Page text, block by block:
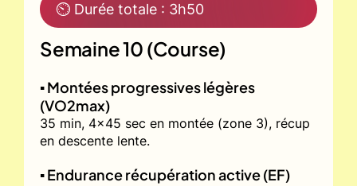
⏲ Durée totale : 3h50
Semaine 10 (Course)
▪️ Montées progressives légères
(VO2max)
35 min, 4x45 sec en montée (zone 3), récup
en descente lente.
▪️ Endurance récupération active (EF)